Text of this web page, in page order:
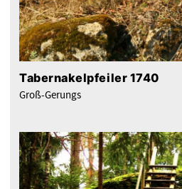
Tabernakelpfeiler 1740
Groß-Gerungs